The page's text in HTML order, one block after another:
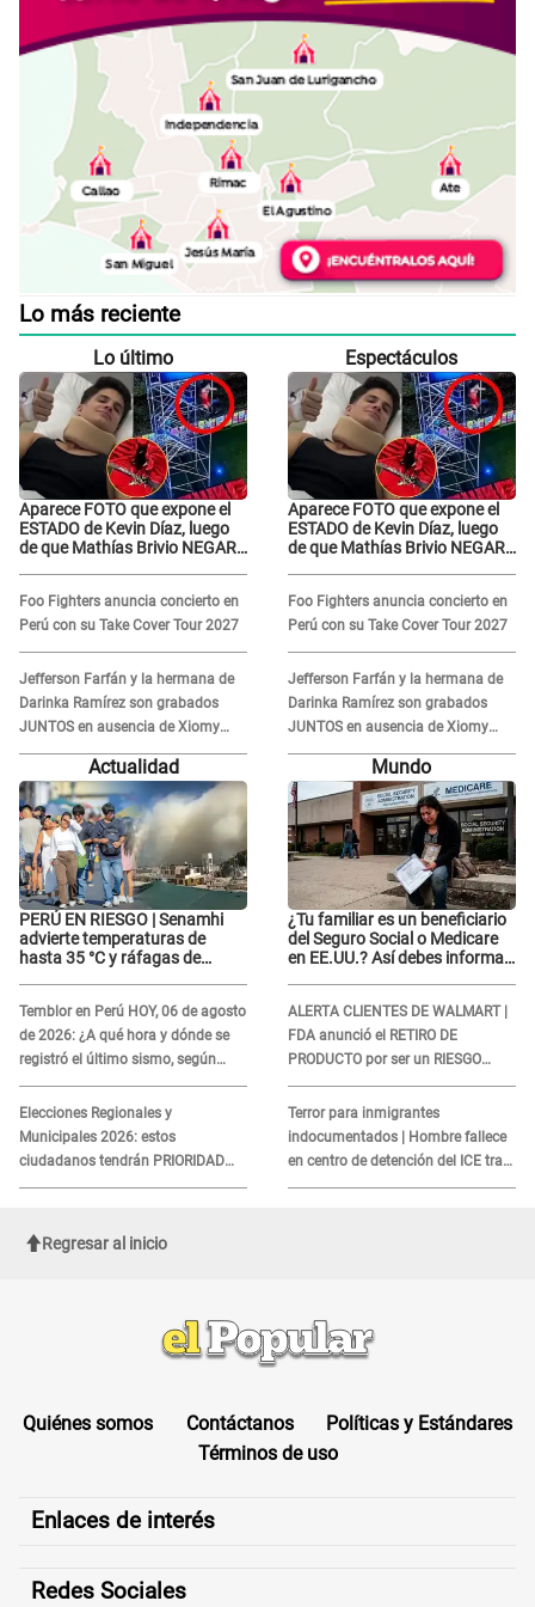
Lo más reciente
Lo último
Aparece FOTO que expone el
ESTADO de Kevin Díaz, luego
de que Mathías Brivio NEGARA
Foo Fighters anuncia concierto en
Perú con su Take Cover Tour 2027
Jefferson Farfán y la hermana de
Darinka Ramírez son grabados
JUNTOS en ausencia de Xiomy
Kanashiro: "Siempre va
acompañada..."
Espectáculos
Aparece FOTO que expone el
ESTADO de Kevin Díaz, luego
de que Mathías Brivio NEGARA
Foo Fighters anuncia concierto en
Perú con su Take Cover Tour 2027
Jefferson Farfán y la hermana de
Darinka Ramírez son grabados
JUNTOS en ausencia de Xiomy
Kanashiro: "Siempre va
acompañada..."
Actualidad
PERÚ EN RIESGO | Senamhi
advierte temperaturas de
hasta 35 °C y ráfagas de
Temblor en Perú HOY, 06 de agosto
de 2026: ¿A qué hora y dónde se
registró el último sismo, según
IGP?
Elecciones Regionales y
Municipales 2026: estos
ciudadanos tendrán PRIORIDAD
para votar el 4 de octubre
Mundo
¿Tu familiar es un beneficiario
del Seguro Social o Medicare
en EE.UU.? Así debes informar
ALERTA CLIENTES DE WALMART |
FDA anunció el RETIRO DE
PRODUCTO por ser un RIESGO
MORTAL para consumidores: ¿Cuál
es?
Terror para inmigrantes
indocumentados | Hombre fallece
en centro de detención del ICE tras
sufrir una "emergencia médica"
Regresar al inicio
Quiénes somos Contáctanos
Políticas y Estándares
Términos de uso
Enlaces de interés
Redes Sociales